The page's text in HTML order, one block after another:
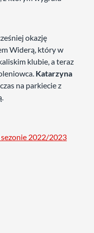
okazję
Widerą, który w
klubie, a teraz
Katarzyna
na parkiecie z
2022/2023